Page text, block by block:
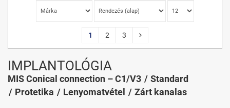
1 2 3
IMPLANTOLÓGIA
MIS Conical connection – C1/V3
Standard
Protetika
Lenyomatvétel Zárt kanalas